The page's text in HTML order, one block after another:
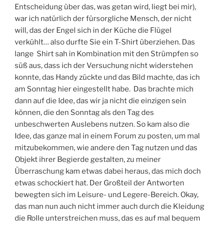
Entscheidung über das, was getan wird, liegt bei mir),
war ich natürlich der fürsorgliche Mensch, der nicht
will, das der Engel sich in der Küche die Flügel
verkühlt… also durfte Sie ein T-Shirt überziehen. Das
lange Shirt sah in Kombination mit den Strümpfen so
süß aus, dass ich der Versuchung nicht widerstehen
konnte, das Handy zückte und das Bild machte, das ich
am Sonntag hier eingestellt habe. Das brachte mich
dann auf die Idee, das wir ja nicht die einzigen sein
können, die den Sonntag als den Tag des
unbeschwerten Auslebens nutzen. So kam also die
Idee, das ganze mal in einem Forum zu posten, um mal
mitzubekommen, wie andere den Tag nutzen und das
Objekt ihrer Begierde gestalten, zu meiner
Überraschung kam etwas dabei heraus, das mich doch
etwas schockiert hat. Der Großteil der Antworten
bewegten sich im Leisure- und Legere-Bereich. Okay,
das man nun auch nicht immer auch durch die Kleidung
die Rolle unterstreichen muss, das es auf mal bequem